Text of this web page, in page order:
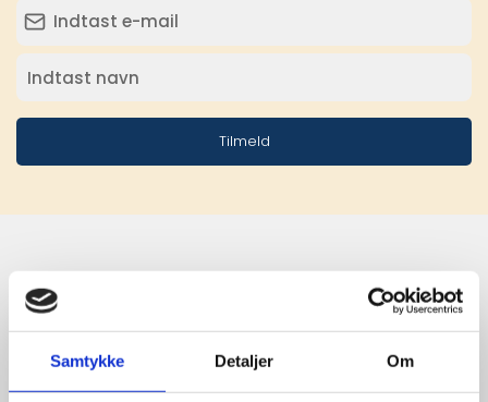
Samtykke Detaljer Om
Tilmeld
leverandører